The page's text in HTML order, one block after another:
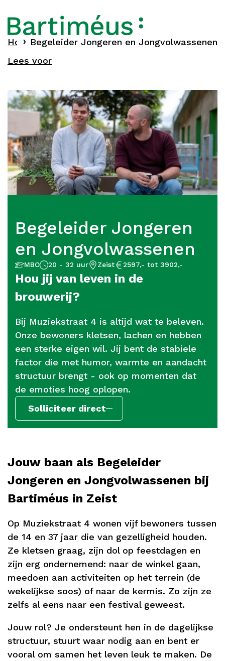
Home Vacatures
Begeleider Jongeren en Jongvolwassenen
Lees voor
Begeleider Jongeren
en Jongvolwassenen
Opleidingsniveau
MBO
Aantal
uur
20 - 32 uur
Locatie Zeist
Salaris 2597,- tot 3902,-
Hou jij van leven in de
brouwerij?
Bij Muziekstraat 4 is altijd wat te beleven.
Onze bewoners kletsen, lachen en hebben
een sterke eigen wil. Jij bent de stabiele
factor die met humor, warmte en aandacht
structuur brengt - ook op momenten dat
de emoties hoog oplopen.
Solliciteer direct
Jouw baan als Begeleider
Jongeren en Jongvolwassenen bij
Bartiméus in Zeist
Op Muziekstraat 4 wonen vijf bewoners tussen
de 14 en 37 jaar die van gezelligheid houden.
Ze kletsen graag, zijn dol op feestdagen en
zijn erg ondernemend: naar de winkel gaan,
meedoen aan activiteiten op het terrein (de
wekelijkse soos) of naar de kermis. Zo zijn ze
zelfs al eens naar een festival geweest.
Jouw rol? Je ondersteunt hen in de dagelijkse
structuur, stuurt waar nodig aan en bent er
vooral om samen het leven leuk te maken. De